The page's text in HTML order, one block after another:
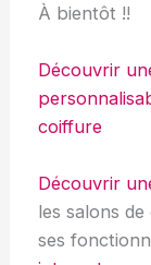
À bientôt !!
Découvrir
coiffure
Découvrir
les salons
ses